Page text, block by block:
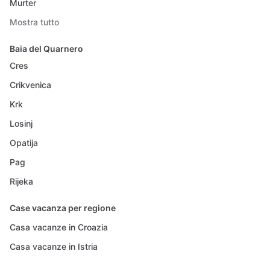
Murter
Mostra tutto
Baia del Quarnero
Cres
Crikvenica
Krk
Losinj
Opatija
Pag
Rijeka
Case vacanza per regione
Casa vacanze in Croazia
Casa vacanze in Istria